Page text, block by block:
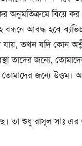
বিয়ে কর
আবদ্ধ হবে-
তখন যদি কোন
তাদের জন্যে,
জন্যে উত্তম।
তা শুধু রাসূল সাঃ